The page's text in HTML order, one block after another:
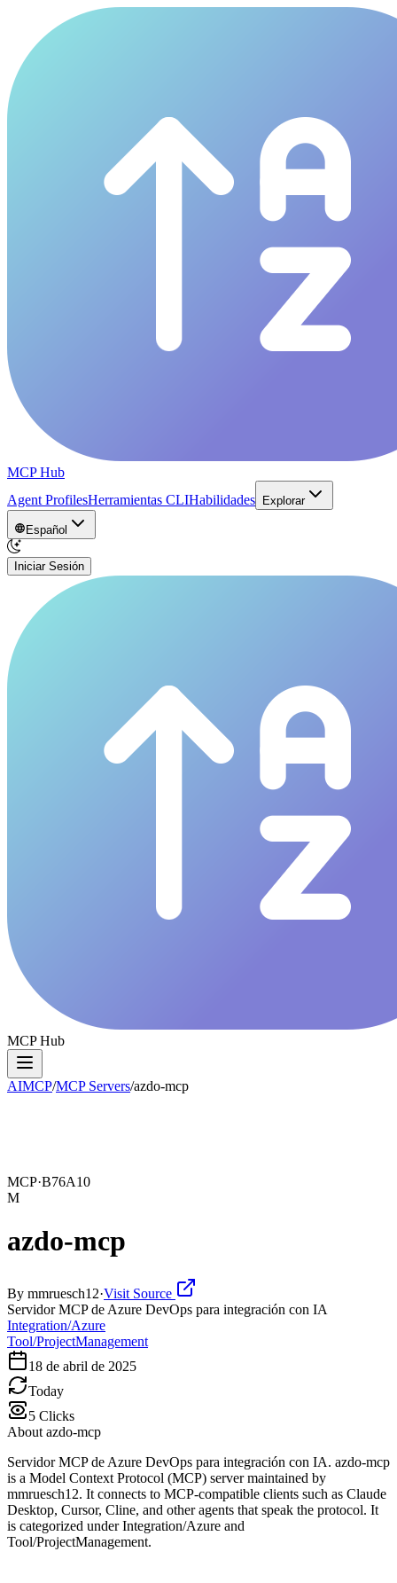
MCP Hub
Agent ProfilesHerramientas CLIHabilidades Explorar
Español
Iniciar Sesión
MCP Hub
AIMCP/MCP Servers/azdo-mcp
MCP·B76A10
M
azdo-mcp
By mmruesch12·Visit Source
Servidor MCP de Azure DevOps para integración con IA
Integration/Azure
Tool/ProjectManagement
18 de abril de 2025
Today
5 Clicks
About azdo-mcp
Servidor MCP de Azure DevOps para integración con IA. azdo-mcp
is a Model Context Protocol (MCP) server maintained by
mmruesch12. It connects to MCP-compatible clients such as Claude
Desktop, Cursor, Cline, and other agents that speak the protocol. It
is categorized under Integration/Azure and
Tool/ProjectManagement.